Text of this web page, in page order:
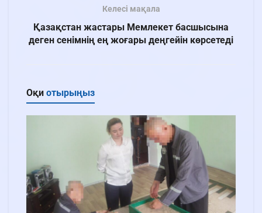
Келесі мақала
Қазақстан жастары Мемлекет басшысына
деген сенімнің ең жоғары деңгейін көрсетеді
Оқи отырыңыз